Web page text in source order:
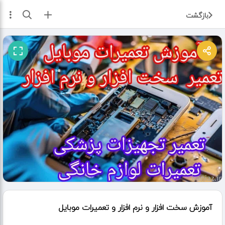
بازگشت ثبت آگهی
آموزش سخت افزار و نرم افزار و تعمیرات موبایل